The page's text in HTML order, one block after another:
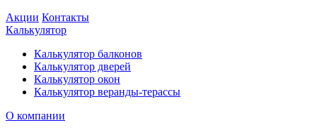
Акции Контакты
Калькулятор
Калькулятор балконов
Калькулятор дверей
Калькулятор окон
Калькулятор веранды-терассы
О компании